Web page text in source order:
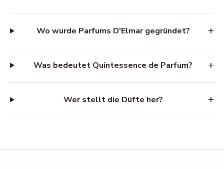
Wo wurde Parfums D'Elmar gegründet? +
Was bedeutet Quintessence de Parfum? +
Wer stellt die Düfte her? +